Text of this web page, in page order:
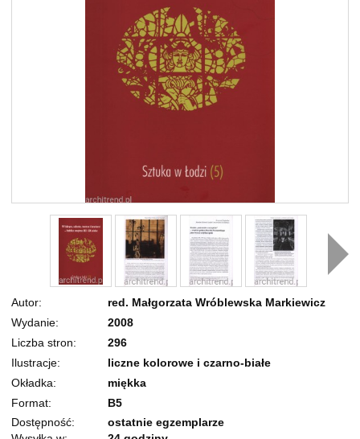
Autor
red. Małgorzata Wróblewska Markiewicz
Wydanie
2008
Liczba stron
296
Ilustracje
liczne kolorowe i czarno-białe
Okładka
miękka
Format
B5
Dostępność:
ostatnie egzemplarze